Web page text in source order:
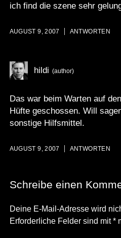
ich find die szene sehr
AUGUST 9, 2007 ANTWORTEN
hildi
Das war beim Warten auf
Hüfte geschossen. Will
sonstige Hilfsmittel.
AUGUST 9, 2007 ANTWORTEN
Schreibe einen
Deine E-Mail-Adresse wird
Erforderliche Felder sind mit*